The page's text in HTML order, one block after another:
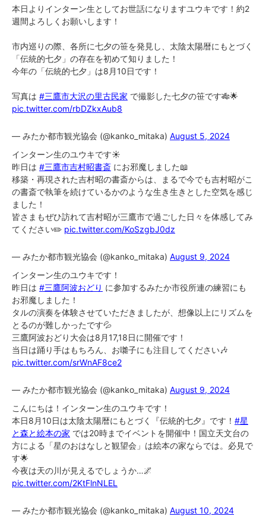
本日よりインターン生としてお世話になりますユウキです！約2
週間よろしくお願いします！
市内巡りの際、各所に七夕の笹を発見し、太陰太陽暦にもとづく
「伝統的七夕」の存在を初めて知りました！
今年の「伝統的七夕」は8月10日です！
写真は #三鷹市大沢の里古民家 で撮影した七夕の笹です🎋🌟
pic.twitter.com/rbDZkxAub8
— みたか都市観光協会 (@kanko_mitaka) August 5, 2024
インターン生のユウキです☀️
昨日は #三鷹市吉村昭書斎 にお邪魔しました📖
移築・再現された吉村昭の書斎からは、まるで今でも吉村昭がこ
の書斎で執筆を続けているかのような生き生きとした空気を感じ
ました！
皆さまもぜひ訪れて吉村昭が三鷹市で過ごした日々を体感してみ
てください✏️ pic.twitter.com/KoSzgbJ0dz
— みたか都市観光協会 (@kanko_mitaka) August 9, 2024
インターン生のユウキです！
昨日は #三鷹阿波おどり に参加するみたか市役所連の練習にも
お邪魔しました！
タルの演奏を体験させていただきましたが、想像以上にリズムを
とるのが難しかったです💦
三鷹阿波おどり大会は8月17,18日に開催です！
当日は踊り手はもちろん、お囃子にも注目してください🎶
pic.twitter.com/srWnAF8ce2
— みたか都市観光協会 (@kanko_mitaka) August 9, 2024
こんにちは！インターン生のユウキです！
本日8月10日は太陰太陽暦にもとづく『伝統的七夕』です！ #星
と森と絵本の家 では20時までイベントを開催中！国立天文台の
方による「星のおはなしと観望会」は絵本の家ならでは。必見で
す🌟
今夜は天の川が見えるでしょうか…🌌
pic.twitter.com/2KtFlnNLEL
— みたか都市観光協会 (@kanko_mitaka) August 10, 2024